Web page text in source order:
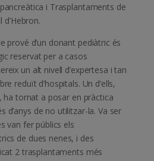
i Trasplantaments de
d’Hebron.
prové d’un donant pediàtric és
reservat per a casos
un alt nivell d’expertesa i tan
reduït d’hospitals. Un d’ells,
ha tornat a posar en pràctica
d’anys de no utilitzar-la. Va ser
van fer públics els
de dues nenes, i des
2 trasplantaments més